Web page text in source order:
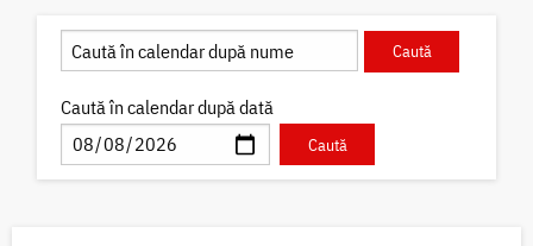
Caută în calendar după dată